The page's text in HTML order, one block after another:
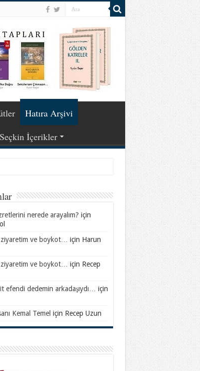
Hatıra Arşivi
Seçkin İçerikler
nerede arayalım? için
ve boykot…
için Harun
ve boykot…
için Recep
efendi dedemin arkadaşıydı…
için
Kemal Temel için Recep Uzun